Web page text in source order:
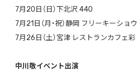
7月20日（日）下北沢 440
7月21日（月・祝）静岡 フリーキーショウ
7月26日（土）宮津 レストランカフェ彩
中川敬イベント出演